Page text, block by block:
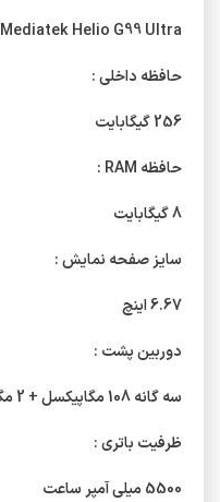
Mediatek Helio G99 Ultra (6 نانومتری)
حافظه داخلی :
256 گیگابایت
حافظه RAM :
8 گیگابایت
سایز صفحه نمایش :
6.67 اینچ
دوربین پشت :
سه گانه 108 مگاپیکسل + 2 مگاپیکسل + 2 مگاپیکسل
ظرفیت باتری :
5500 میلی‌ آمپر ساعت